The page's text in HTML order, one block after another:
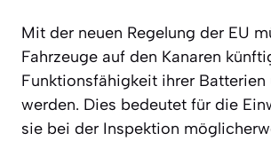
Mit der neuen Regelung der EU
Fahrzeuge auf den Kanaren
Funktionsfähigkeit ihrer
werden. Dies bedeutet für die
sie bei der Inspektion